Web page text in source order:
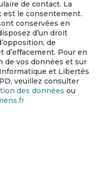
de contact. La
est le consentement.
conservées en
d’un droit
de
Pour en
de vos données et sur
et Libertés
veuillez consulter
des données ou